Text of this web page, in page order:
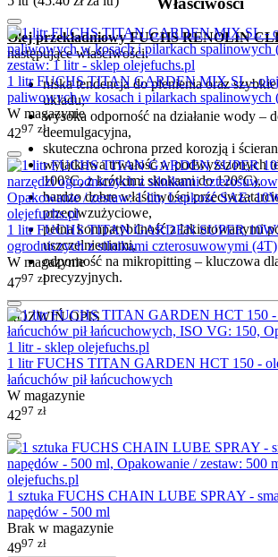
Olej przekładniowy FUCHS RENOLIN
następujące właściwości:
niska tendencja do pienienia oraz
układu,
wysoka odporność na działanie wody –
deemulgacyjna,
skuteczna ochrona przed korozją i
wyjątkowa trwałość w podwyższonych
100°C, z krótkimi skokami do 120°C),
bardzo dobre właściwości
przeciwzużyciowe,
pełna kompatybilność z lakierowanymi
uszczelnieniami,
odporność na mikropitting – kluczowa
precyzyjnych.
ROZWIŃ OPIS
1 litr FUCHS TITAN GARDEN MIX SL - olej
paliwowych w kosach i pilarkach spalinowych
W magazynie
4297 zł
1 litr FUCHS TITAN GARDEN SUPER
ogrodniczych z silnikami czterosuwowymi (4T)
W magazynie
4797 zł
1 litr FUCHS TITAN GARDEN HCT 150 -
łańcuchów pił łańcuchowych
W magazynie
4297 zł
1 sztuka FUCHS CHAIN LUBE SPRAY -
napędów - 500 ml
Brak w magazynie
4997 zł